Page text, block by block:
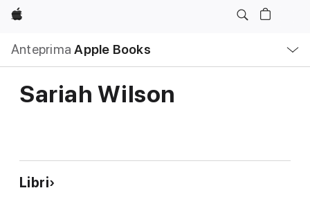
Apple
Anteprima Apple Books
locale
Apri
Menu
Sariah Wilson
Libri